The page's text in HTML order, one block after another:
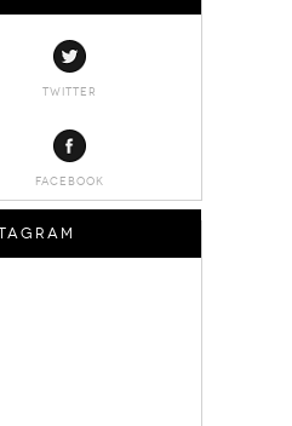
TWITTER
FACEBOOK